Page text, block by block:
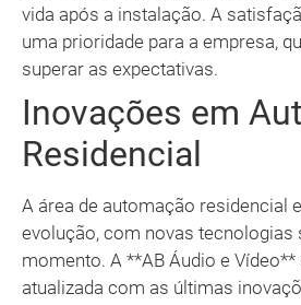
vida após a instalação. A
uma prioridade para a empresa,
superar as expectativas.
Inovações em
Residencial
A área de automação residencial
evolução, com novas tecnologias
momento. A **AB Áudio e
atualizada com as últimas